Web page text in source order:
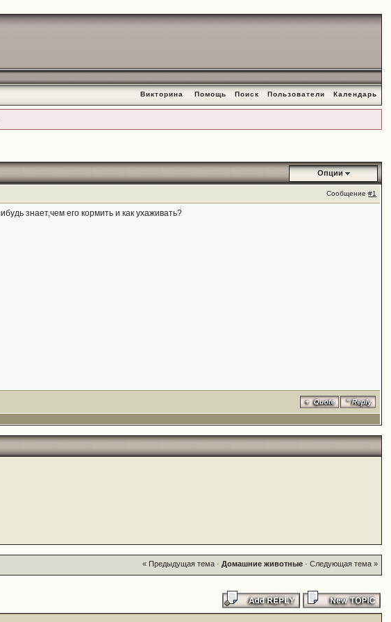
Викторина Помощь Поиск Пользователи Календарь
Опции
Сообщение#1
знает,чем его кормить и как ухаживать?
« Предыдущая тема· Домашние животные· Следующая тема »